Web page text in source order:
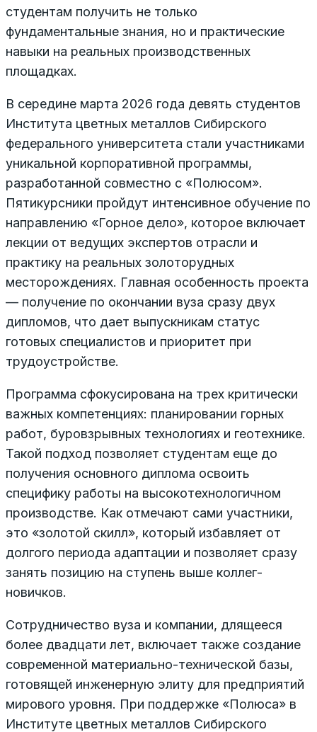
студентам получить не только
фундаментальные знания, но и практические
навыки на реальных производственных
площадках.
В середине марта 2026 года девять студентов
Института цветных металлов Сибирского
федерального университета стали участниками
уникальной корпоративной программы,
разработанной совместно с «Полюсом».
Пятикурсники пройдут интенсивное обучение по
направлению «Горное дело», которое включает
лекции от ведущих экспертов отрасли и
практику на реальных золоторудных
месторождениях. Главная особенность проекта
— получение по окончании вуза сразу двух
дипломов, что дает выпускникам статус
готовых специалистов и приоритет при
трудоустройстве.
Программа сфокусирована на трех критически
важных компетенциях: планировании горных
работ, буровзрывных технологиях и геотехнике.
Такой подход позволяет студентам еще до
получения основного диплома освоить
специфику работы на высокотехнологичном
производстве. Как отмечают сами участники,
это «золотой скилл», который избавляет от
долгого периода адаптации и позволяет сразу
занять позицию на ступень выше коллег-
новичков.
Сотрудничество вуза и компании, длящееся
более двадцати лет, включает также создание
современной материально-технической базы,
готовящей инженерную элиту для предприятий
мирового уровня. При поддержке «Полюса» в
Институте цветных металлов Сибирского